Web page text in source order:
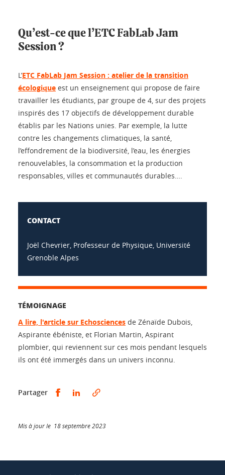
Qu’est-ce que l’ETC FabLab Jam
Session ?
L’ETC FabLab Jam Session : atelier de la transition
écologique est un enseignement qui propose de faire
travailler les étudiants, par groupe de 4, sur des projets
inspirés des 17 objectifs de développement durable
établis par les Nations unies. Par exemple, la lutte
contre les changements climatiques, la santé,
l’effondrement de la biodiversité, l’eau, les énergies
renouvelables, la consommation et la production
responsables, villes et communautés durables….
CONTACT
Joël Chevrier, Professeur de Physique, Université
Grenoble Alpes
TÉMOIGNAGE
A lire, l'article sur Echosciences de Zénaïde Dubois,
Aspirante ébéniste, et Florian Martin, Aspirant
plombier, qui reviennent sur ces mois pendant lesquels
ils ont été immergés dans un univers inconnu.
Partager Partager sur Facebook
Partager sur LinkedIn
Mis à jour le 18 septembre 2023